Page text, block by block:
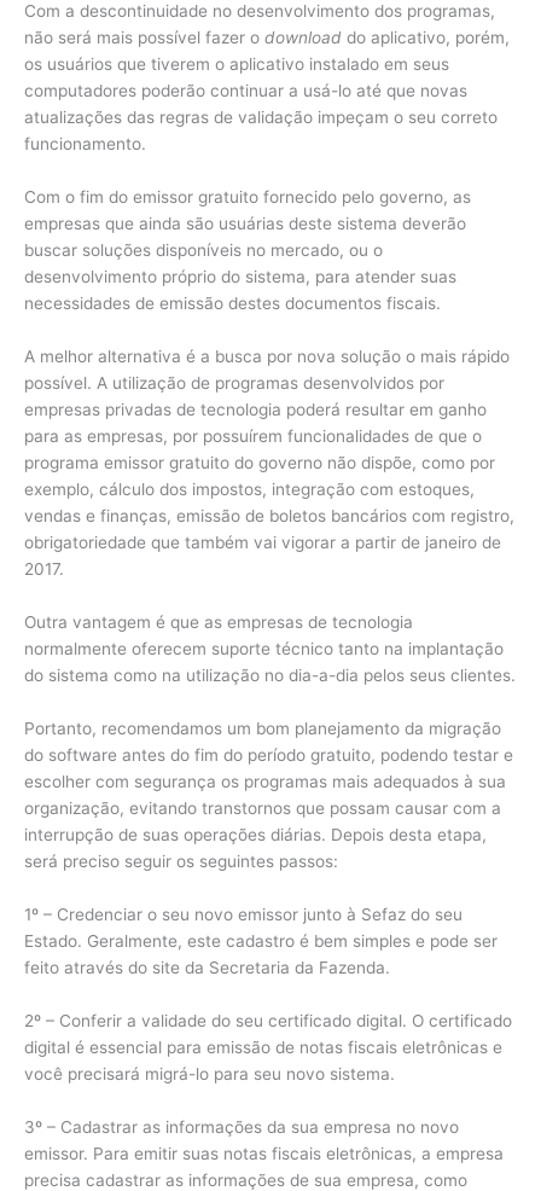
Com a descontinuidade no desenvolvimento dos programas,
não será mais possível fazer o download do aplicativo, porém,
os usuários que tiverem o aplicativo instalado em seus
computadores poderão continuar a usá-lo até que novas
atualizações das regras de validação impeçam o seu correto
funcionamento.
Com o fim do emissor gratuito fornecido pelo governo, as
empresas que ainda são usuárias deste sistema deverão
buscar soluções disponíveis no mercado, ou o
desenvolvimento próprio do sistema, para atender suas
necessidades de emissão destes documentos fiscais.
A melhor alternativa é a busca por nova solução o mais rápido
possível. A utilização de programas desenvolvidos por
empresas privadas de tecnologia poderá resultar em ganho
para as empresas, por possuírem funcionalidades de que o
programa emissor gratuito do governo não dispõe, como por
exemplo, cálculo dos impostos, integração com estoques,
vendas e finanças, emissão de boletos bancários com registro,
obrigatoriedade que também vai vigorar a partir de janeiro de
2017.
Outra vantagem é que as empresas de tecnologia
normalmente oferecem suporte técnico tanto na implantação
do sistema como na utilização no dia-a-dia pelos seus clientes.
Portanto, recomendamos um bom planejamento da migração
do software antes do fim do período gratuito, podendo testar e
escolher com segurança os programas mais adequados à sua
organização, evitando transtornos que possam causar com a
interrupção de suas operações diárias. Depois desta etapa,
será preciso seguir os seguintes passos:
1º – Credenciar o seu novo emissor junto à Sefaz do seu
Estado. Geralmente, este cadastro é bem simples e pode ser
feito através do site da Secretaria da Fazenda.
2º – Conferir a validade do seu certificado digital. O certificado
digital é essencial para emissão de notas fiscais eletrônicas e
você precisará migrá-lo para seu novo sistema.
3º – Cadastrar as informações da sua empresa no novo
emissor. Para emitir suas notas fiscais eletrônicas, a empresa
precisa cadastrar as informações de sua empresa, como